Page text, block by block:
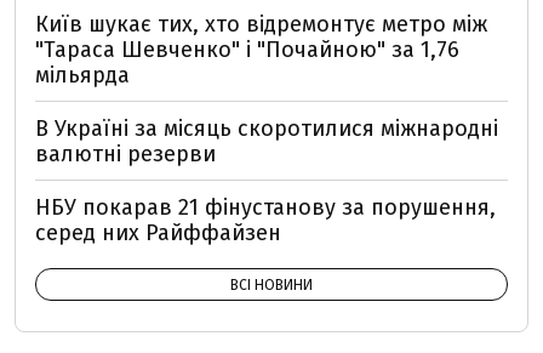
Київ шукає тих, хто відремонтує метро між
"Тараса Шевченко" і "Почайною" за 1,76
мільярда
В Україні за місяць скоротилися міжнародні
валютні резерви
НБУ покарав 21 фінустанову за порушення,
серед них Райффайзен
ВСІ НОВИНИ